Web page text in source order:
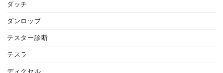
ダッチ
ダンロップ
テスター診断
テスラ
ディクセル